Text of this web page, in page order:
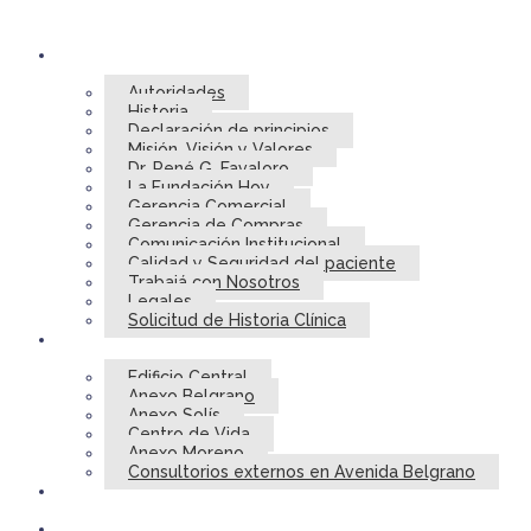
Autoridades
Historia
Declaración de principios
Misión, Visión y Valores
Dr. René G. Favaloro
La Fundación Hoy
Gerencia Comercial
Gerencia de Compras
Comunicación Institucional
Calidad y Seguridad del paciente
Trabajá con Nosotros
Legales
Solicitud de Historia Clínica
Edificio Central
Anexo Belgrano
Anexo Solís
Centro de Vida
Anexo Moreno
Consultorios externos en Avenida Belgrano